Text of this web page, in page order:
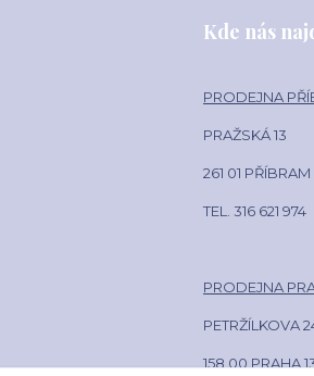
Kde nás
PRODEJNA
PRAŽSKÁ 13
261 01 PŘÍBRAM
TEL. 316 621 974
PRODEJNA
PETRŽÍLKOVA
158 00 PRAHA